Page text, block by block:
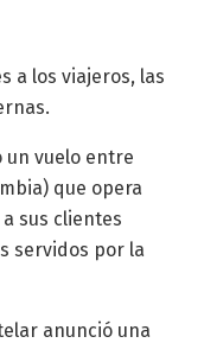
a los viajeros, las
un vuelo entre
que opera
sus clientes
servidos por la
anunció una